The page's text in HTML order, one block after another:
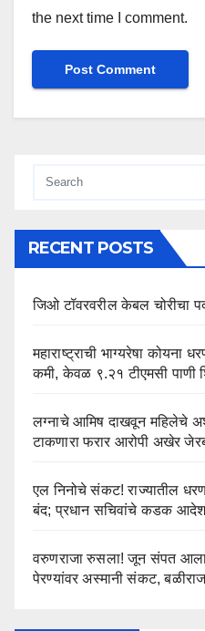
the next time I comment.
RECENT POSTS
जिओ टॉवरवरील केबल चोरीचा
महाराष्ट्राची भाग्यरेषा कोयना
कमी, केवळ ९.२१ टीएमसी पाणी
लग्नाचे आमिष दाखवून महिलेचे
टाकणारा फरार आरोपी अखेर
एल निनोचे संकट! राज्यातील
बंद; प्रधान सचिवांचे कडक
वरुणराजा रुसला! जून संपत आला
पेरण्यांवर अस्मानी संकट,